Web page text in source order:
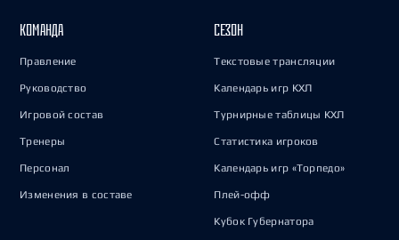
КОМАНДА
Правление
Руководство
Игровой состав
Тренеры
Персонал
Изменения в составе
СЕЗОН
Текстовые трансляции
Календарь игр КХЛ
Турнирные таблицы КХЛ
Статистика игроков
Календарь игр «Торпедо»
Плей-офф
Кубок Губернатора